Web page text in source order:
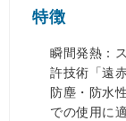
特徴
瞬間発熱：
許技術「遠
防塵・防水
での使用に